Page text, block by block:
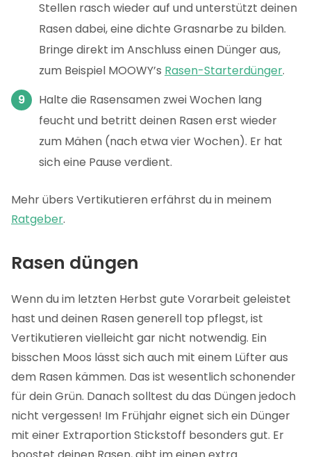
Stellen rasch wieder auf und unterstützt deinen
Rasen dabei, eine dichte Grasnarbe zu bilden.
Bringe direkt im Anschluss einen Dünger aus,
zum Beispiel MOOWY’s Rasen-Starterdünger.
Halte die Rasensamen zwei Wochen lang
feucht und betritt deinen Rasen erst wieder
zum Mähen (nach etwa vier Wochen). Er hat
sich eine Pause verdient.
Mehr übers Vertikutieren erfährst du in meinem
Ratgeber.
Rasen düngen
Wenn du im letzten Herbst gute Vorarbeit geleistet
hast und deinen Rasen generell top pflegst, ist
Vertikutieren vielleicht gar nicht notwendig. Ein
bisschen Moos lässt sich auch mit einem Lüfter aus
dem Rasen kämmen. Das ist wesentlich schonender
für dein Grün. Danach solltest du das Düngen jedoch
nicht vergessen! Im Frühjahr eignet sich ein Dünger
mit einer Extraportion Stickstoff besonders gut. Er